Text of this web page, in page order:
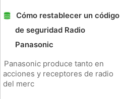
Cómo restablecer un código
de seguridad Radio
Panasonic
Panasonic produce tanto en
acciones y receptores de radio
del merc